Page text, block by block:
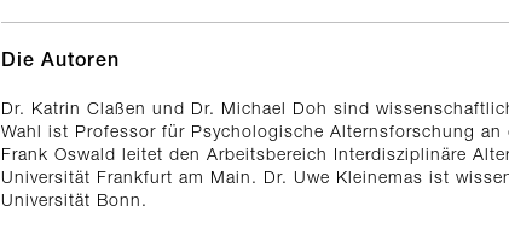
Die Autoren
Dr. Katrin Claßen und Dr. Michael Doh sind
Wahl ist Professor für Psychologische Alternsforschung
Frank Oswald leitet den Arbeitsbereich Interdisziplinäre
Universität Frankfurt am Main. Dr. Uwe Kleinemas ist
Universität Bonn.